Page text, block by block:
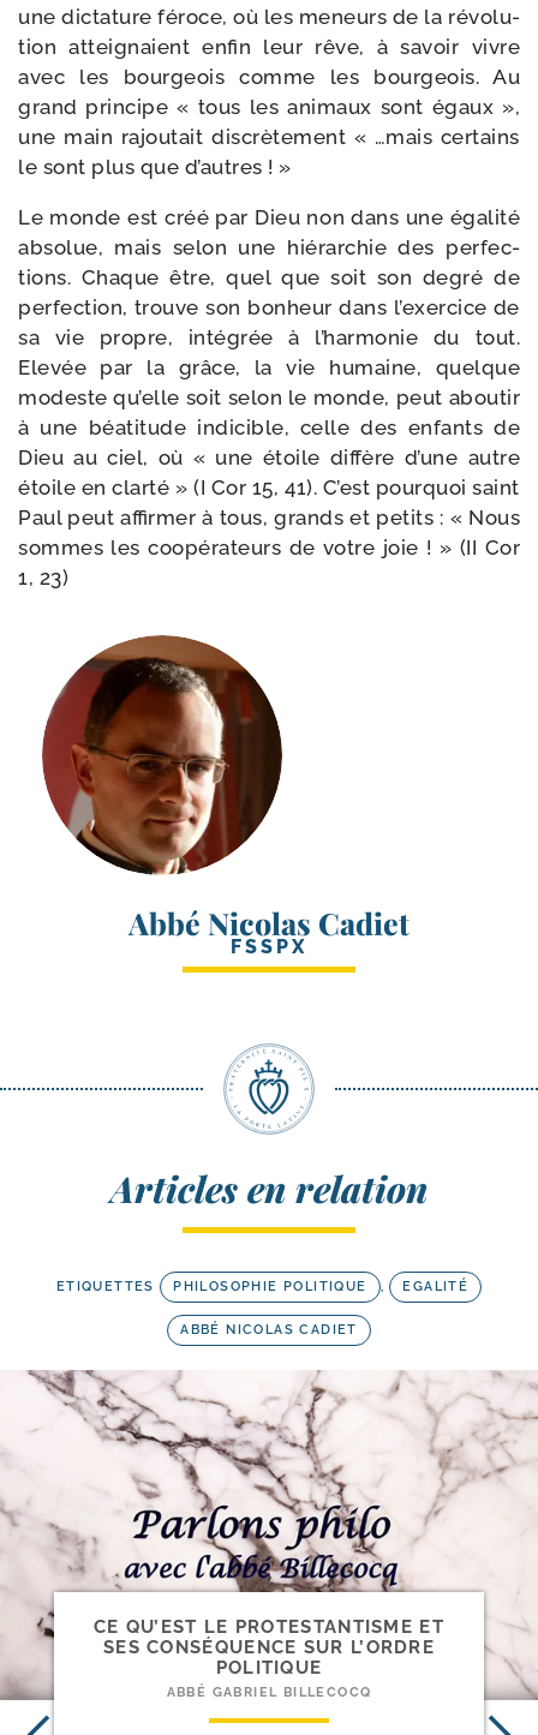
une dic­ta­ture féroce, où les meneurs de la révo­lu­
tion attei­gnaient enfin leur rêve, à savoir vivre
avec les bour­geois comme les bour­geois. Au
grand prin­cipe « tous les ani­maux sont égaux »,
une main rajou­tait dis­crè­te­ment « …mais cer­tains
le sont plus que d’autres ! »
Le monde est créé par Dieu non dans une éga­li­té
abso­lue, mais selon une hié­rar­chie des per­fec­
tions. Chaque être, quel que soit son degré de
per­fec­tion, trouve son bon­heur dans l’exercice de
sa vie propre, inté­grée à l’harmonie du tout.
Elevée par la grâce, la vie humaine, quelque
modeste qu’elle soit selon le monde, peut abou­tir
à une béa­ti­tude indi­cible, celle des enfants de
Dieu au ciel, où « une étoile dif­fère d’une autre
étoile en clar­té » (I Cor 15, 41). C’est pour­quoi saint
Paul peut affir­mer à tous, grands et petits : « Nous
sommes les coopé­ra­teurs de votre joie ! » (II Cor
1, 23)
Abbé Nicolas Cadiet
FSSPX
Articles en relation
ETIQUETTES PHILOSOPHIE POLITIQUE , EGALITÉ
ABBÉ NICOLAS CADIET
CE QU’EST LE PROTESTANTISME ET
SES CONSÉQUENCE SUR L’ORDRE
POLITIQUE
ABBÉ GABRIEL BILLECOCQ